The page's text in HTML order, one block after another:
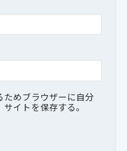
めブラウザーに自分
イトを保存する。